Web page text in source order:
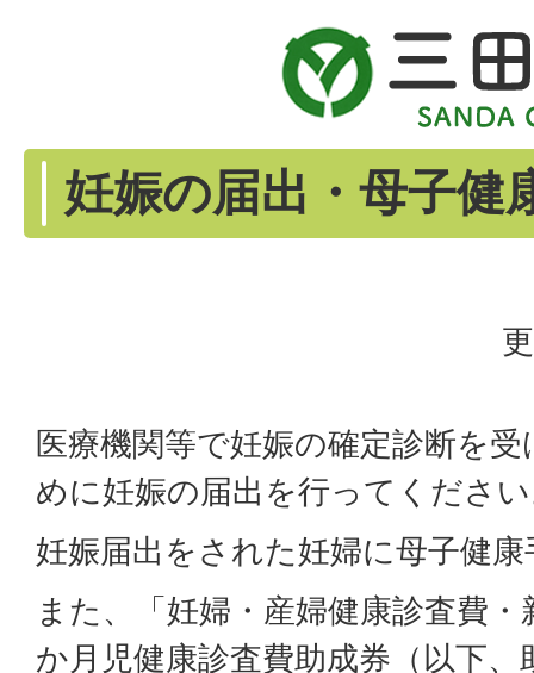
妊娠の届出・母子健
医療機関等で妊娠の確定診断を
めに妊娠の届出を行ってくださ
妊娠届出をされた妊婦に母子健
また、「妊婦・産婦健康診査費
か月児健康診査費助成券（以下